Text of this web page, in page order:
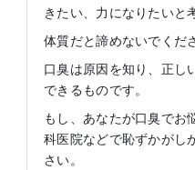
きたい、力になりたいと
体質だと諦めないでくだ
口臭は原因を知り、正し
できるものです。
もし、あなたが口臭でお
科医院などで恥ずかがし
さい。